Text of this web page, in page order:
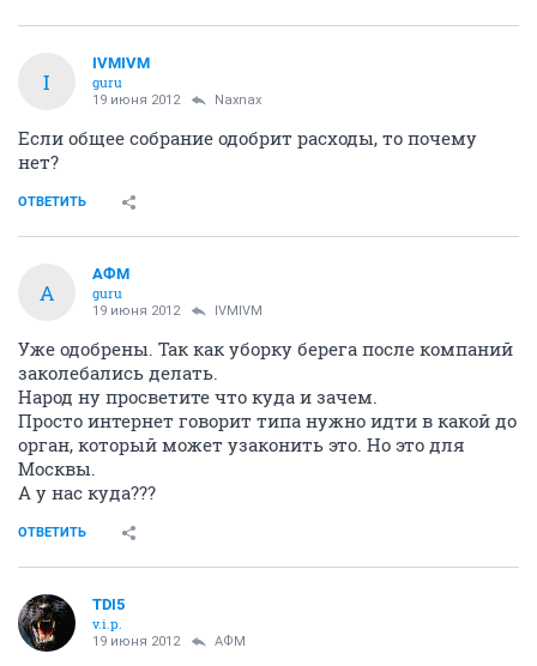
I
IVMIVM
guru
19 июня 2012 Naxnax
Если общее собрание одобрит расходы, то почему
нет?
ОТВЕТИТЬ
А
АФМ
guru
19 июня 2012 IVMIVM
Уже одобрены. Так как уборку берега после компаний
заколебались делать.
Народ ну просветите что куда и зачем.
Просто интернет говорит типа нужно идти в какой до
орган, который может узаконить это. Но это для
Москвы.
А у нас куда???
ОТВЕТИТЬ
TDI5
v.i.p.
19 июня 2012 АФМ